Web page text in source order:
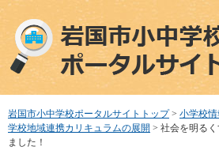
ペ
で
す
。
メ
ば
し
て
岩国市小中学校ポータルサイトトップ > 小学校情
学校地域連携カリキュラムの展開 > 社会を明る
ました！